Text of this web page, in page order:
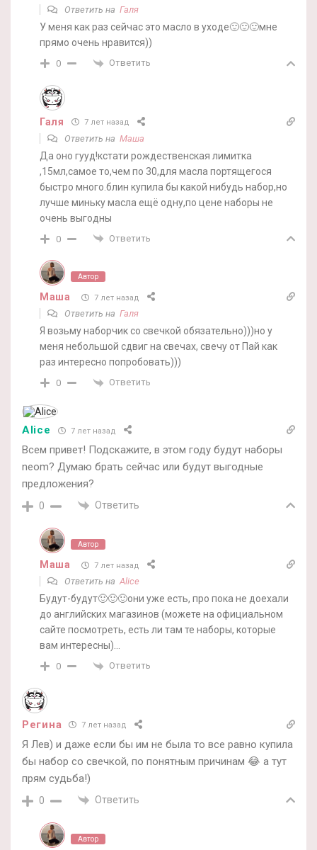
Ответить на Галя
У меня как раз сейчас это масло в уходе🙂🙂🙂мне
прямо очень нравится))
0 Ответить
Галя 7 лет назад
Ответить на Маша
Да оно гууд!кстати рождественская лимитка
,15мл,самое то,чем по 30,для масла портящегося
быстро много.блин купила бы какой нибудь набор,но
лучше миньку масла ещё одну,по цене наборы не
очень выгодны
0 Ответить
Автор
Маша 7 лет назад
Ответить на Галя
Я возьму наборчик со свечкой обязательно)))но у
меня небольшой сдвиг на свечах, свечу от Пай как
раз интересно попробовать)))
0 Ответить
Alice 7 лет назад
Всем привет! Подскажите, в этом году будут наборы
neom? Думаю брать сейчас или будут выгодные
предложения?
0 Ответить
Автор
Маша 7 лет назад
Ответить наAlice
Будут-будут🙂🙂🙂они уже есть, про пока не доехали
до английских магазинов (можете на официальном
сайте посмотреть, есть ли там те наборы, которые
вам интересны)…
0 Ответить
Регина 7 лет назад
Я Лев) и даже если бы им не была то все равно купила
бы набор со свечкой, по понятным причинам 😂 а тут
прям судьба!)
0 Ответить
Автор